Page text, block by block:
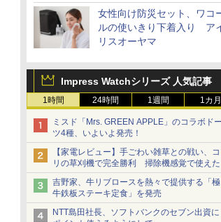
女性向け防災セット、ワコ
ルの使いきり下着入り ア
リスオーヤマ
Impress Watchシリーズ 人気記事
1時間 24時間 1週間 1カ月
ミスド「Mrs. GREEN APPLE」のコラボド
ツ4種、いよいよ発売！
【家電レビュー】手ごわい雑草との戦い、コ
リの草刈機で完全勝利 掃除機感覚で使えた
吉野家、牛リブロースを熱々で提供する「
牛鉄板ステーキ定食」を発売
NTT島田社長、ソフトバンクのセブン出資に